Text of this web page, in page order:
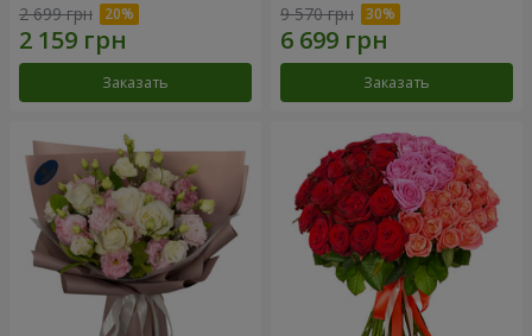
2 699 грн
Заказать
9 570 грн
Заказать